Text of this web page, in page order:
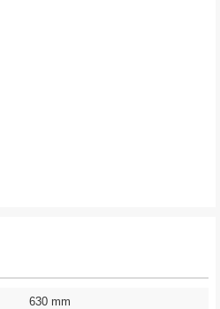
630 mm